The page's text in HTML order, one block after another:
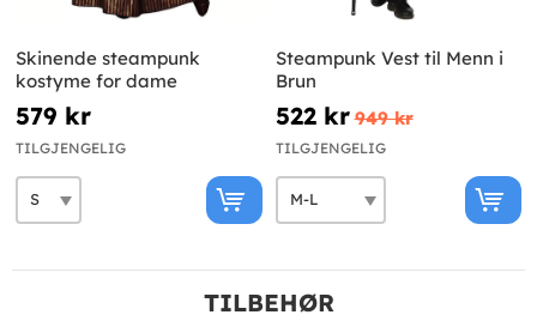
Skinende steampunk
kostyme for dame
579 kr
TILGJENGELIG
Steampunk Vest til Menn i
Brun
522 kr 949 kr
TILGJENGELIG
TILBEHØR